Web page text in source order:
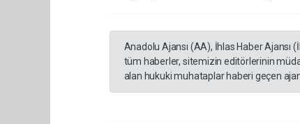
Anadolu Ajansı (AA), İhlas Haber Ajansı
tüm haberler, sitemizin editörlerinin
alan hukuki muhataplar haberi geçen